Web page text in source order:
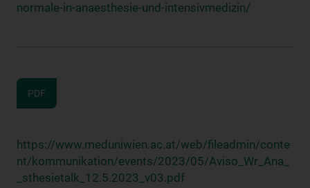
normale-in-anaesthesie-und-intensivmedizin/
PDF
https://www.meduniwien.ac.at/web/fileadmin/conte
nt/kommunikation/events/2023/05/Aviso_Wr_Ana_
_sthesietalk_12.5.2023_v03.pdf